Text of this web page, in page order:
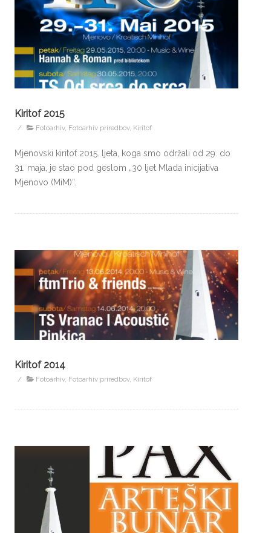
Kiritof 2015
/ Fotoarhiv, Fotoarhiv priredbov, Kiritof
Mjenovski kiritof 2015. ljeta, koga smo održali od 29. do
31. maja, je stao pod ge­slom „30 ljet Mlada inicijativa
Mjenovo (MiM)“.
Kiritof 2014
/ Fotoarhiv, Fotoarhiv priredbov, Kiritof